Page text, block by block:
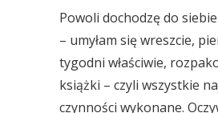
Powoli dochodzę do
– umyłam się wreszcie,
tygodni właściwie,
książki – czyli wszystkie
czynności wykonane.